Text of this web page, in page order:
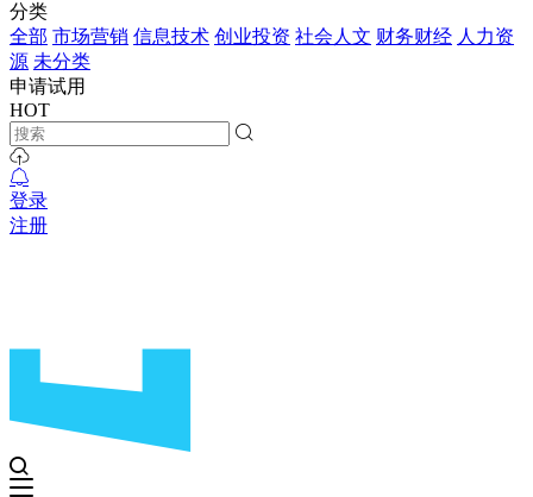
分类
全部 市场营销 信息技术 创业投资 社会人文 财务财经 人力资
源 未分类
申请试用
HOT
登录
注册